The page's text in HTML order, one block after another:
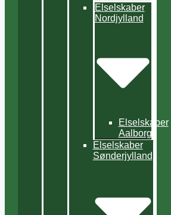
Elselskaber
Nordjylland
Elselskaber
Aalborg
Elselskaber
Sønderjylland